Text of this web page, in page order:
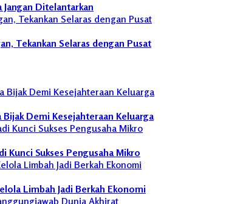
Ditelantarkan
Tekankan Selaras dengan Pusat
Demi Kesejahteraan Keluarga
Kunci Sukses Pengusaha Mikro
Limbah Jadi Berkah Ekonomi